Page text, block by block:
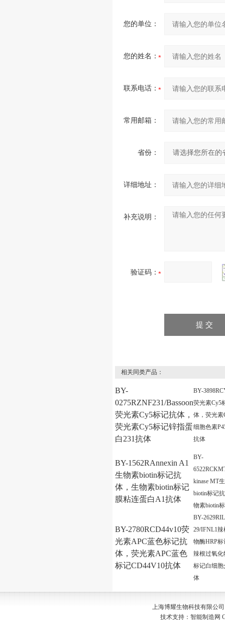
您的单位：
您的姓名：
联系电话：
常用邮箱：
省份：
详细地址：
补充说明：
验证码：
相关同类产品：
BY-
0275RZNF231/Bassoon
荧光素Cy5标记抗体，
荧光素Cy5标记锌指蛋
白231抗体
BY-
荧光素Cy5
体，荧光素
细胞色素
抗体
BY-1562RAnnexin A1
生物素biotin标记抗
体，生物素biotin标记
膜粘连蛋白A1抗体
BY-
kinase MT
biotin标记
物素biotin
BY-2780RCD44v10荧
光素APC蓝色标记抗
体，荧光素APC蓝色
标记CD44V10抗体
BY-
29/IFNL1
物酶HRP
辣根过氧化
标记白细胞
体
上海博耀生物科技有限公
技术支持： 智能制造网